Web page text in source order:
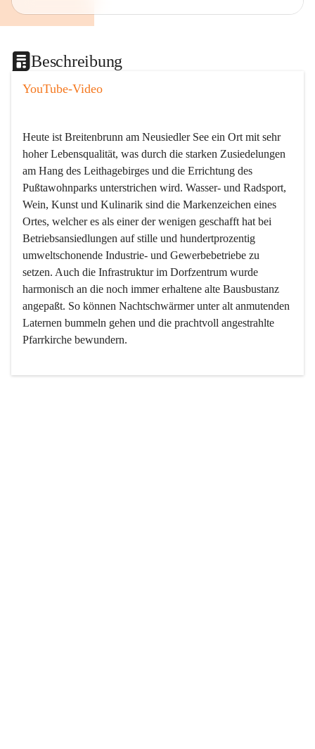
Beschreibung
YouTube-Video
Heute ist Breitenbrunn am Neusiedler See ein Ort mit sehr
hoher Lebensqualität, was durch die starken Zusiedelungen
am Hang des Leithagebirges und die Errichtung des
Pußtawohnparks unterstrichen wird. Wasser- und Radsport,
Wein, Kunst und Kulinarik sind die Markenzeichen eines
Ortes, welcher es als einer der wenigen geschafft hat bei
Betriebsansiedlungen auf stille und hundertprozentig
umweltschonende Industrie- und Gewerbebetriebe zu
setzen. Auch die Infrastruktur im Dorfzentrum wurde
harmonisch an die noch immer erhaltene alte Bausbustanz
angepaßt. So können Nachtschwärmer unter alt anmutenden
Laternen bummeln gehen und die prachtvoll angestrahlte
Pfarrkirche bewundern.
Der Weinbau dominert heute nicht mehr, ist aber integrativer